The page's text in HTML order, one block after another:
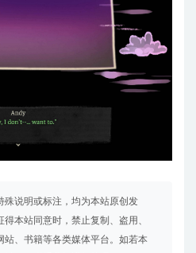
殊说明或标注，均为本站原创发
本站同意时，禁止复制、盗用、
站、书籍等各类媒体平台。如若本